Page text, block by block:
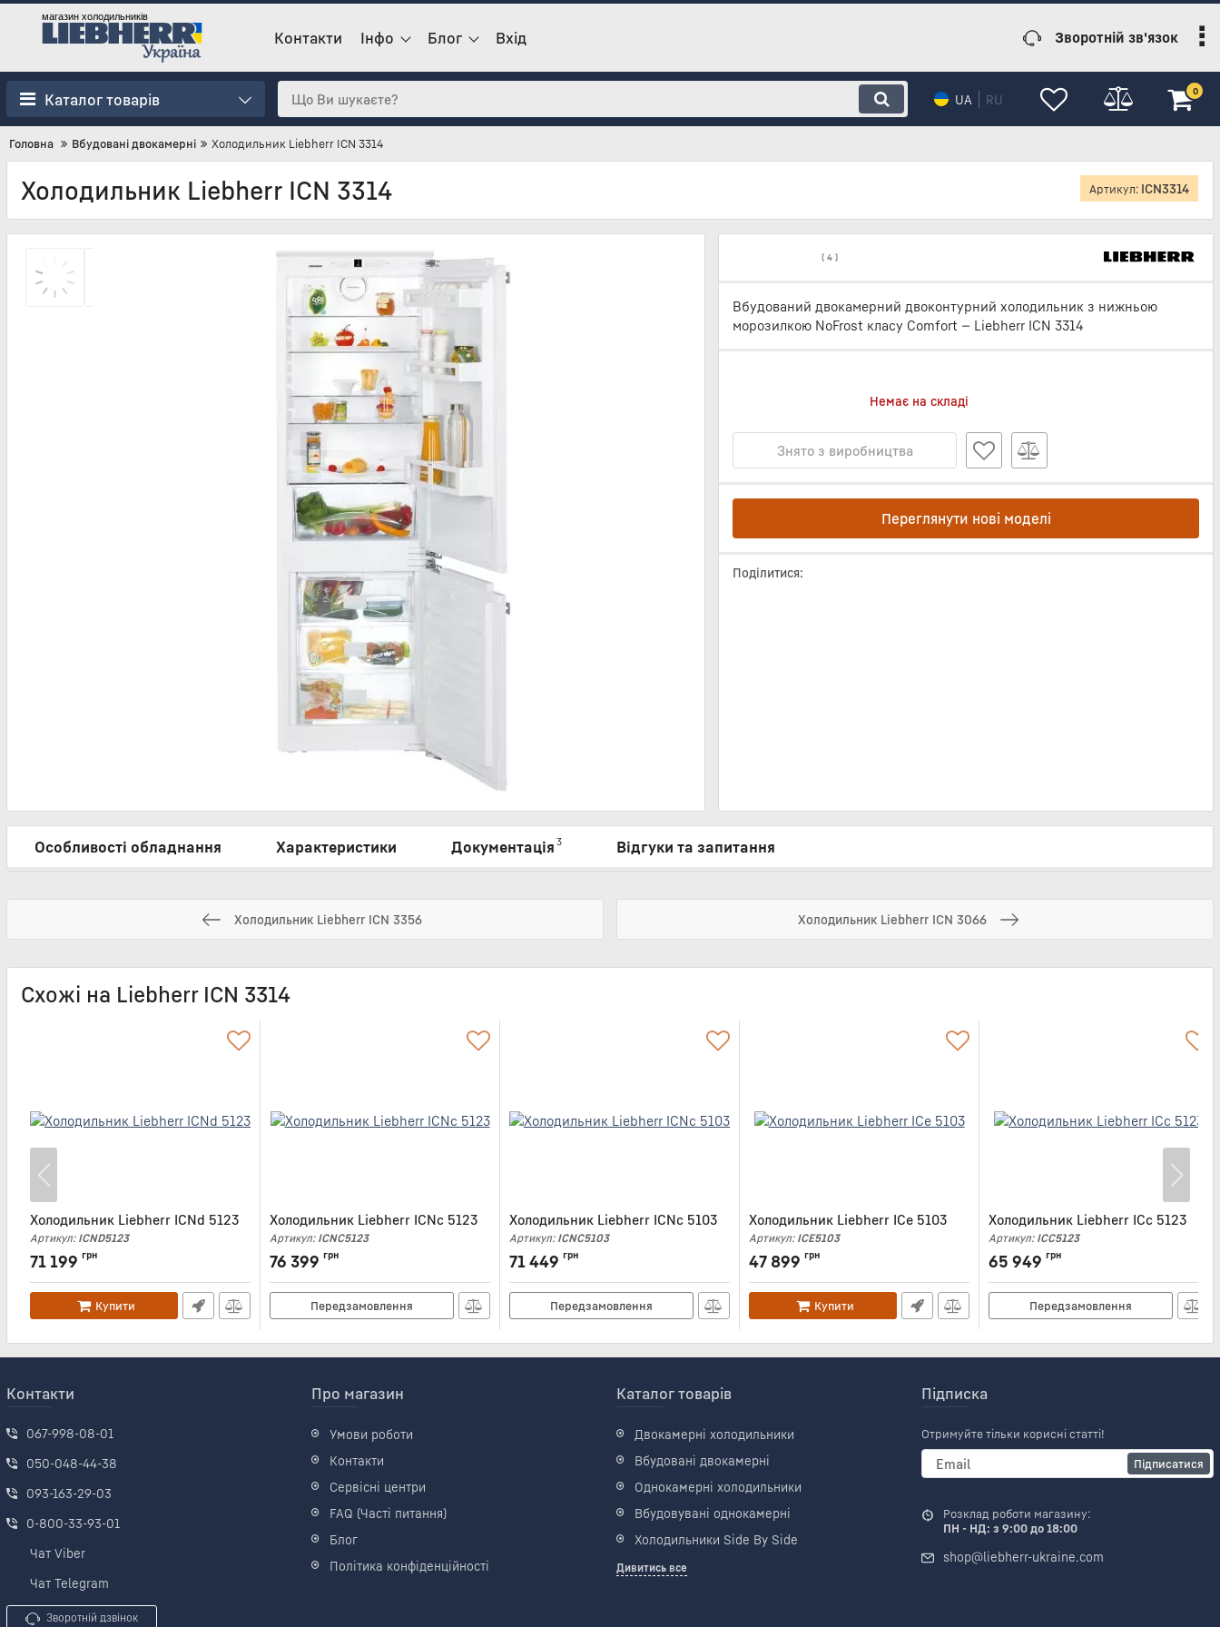
магазин холодильників
Контакти Інфо Блог Вхід Зворотній зв'язок
Каталог товарів RU
UA
0
Головна Вбудовані двокамерні Холодильник Liebherr ICN 3314
Холодильник Liebherr ICN 3314 Артикул: ICN3314
( 4 )
Вбудований двокамерний двоконтурний холодильник з нижньою
морозилкою NoFrost класу Comfort — Liebherr ICN 3314
Немає на складі
Знято з виробництва
Переглянути нові моделі
Поділитися:
Особливості обладнання Характеристики Документація 3 Відгуки та запитання
Холодильник Liebherr ICN 3356 Холодильник Liebherr ICN 3066
Схожі на Liebherr ICN 3314
Холодильник Liebherr ICNd 5123
Артикул: ICND5123
71 199 грн
Купити
Холодильник Liebherr ICNc 5123
Артикул: ICNC5123
76 399 грн
Передзамовлення
Холодильник Liebherr ICNc 5103
Артикул: ICNC5103
71 449 грн
Передзамовлення
Холодильник Liebherr ICe 5103
Артикул: ICE5103
47 899 грн
Купити
Холодильник Liebherr ICc 5123
Артикул: ICC5123
65 949 грн
Передзамовлення
Контакти
067-998-08-01
050-048-44-38
093-163-29-03
0-800-33-93-01
Чат Viber
Чат Telegram
Зворотній дзвінок
Про магазин
Умови роботи
Контакти
Сервісні центри
FAQ (Часті питання)
Блог
Політика конфіденційності
Каталог товарів
Двокамерні холодильники
Вбудовані двокамерні
Однокамерні холодильники
Вбудовувані однокамерні
Холодильники Side By Side
Дивитись все
Підписка
Отримуйте тільки корисні статті!
Підписатися
Розклад роботи магазину:
ПН - НД: з 9:00 до 18:00
shop@liebherr-ukraine.com